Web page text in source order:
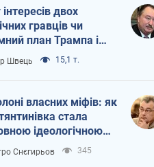
інтересів двох
гравців чи
план Трампа і
Швець 15,1 т.
власних міфів: як
стала
ідеологічною
для російських
Снєгирьов 345